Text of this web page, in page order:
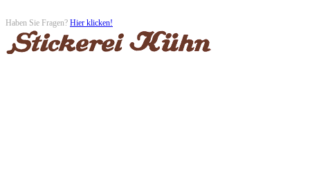
Haben Sie Fragen? Hier klicken!